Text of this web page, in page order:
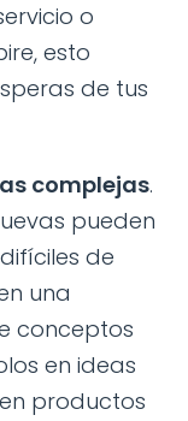
o
esto
de tus
complejas.
pueden
de
una
conceptos
en ideas
productos